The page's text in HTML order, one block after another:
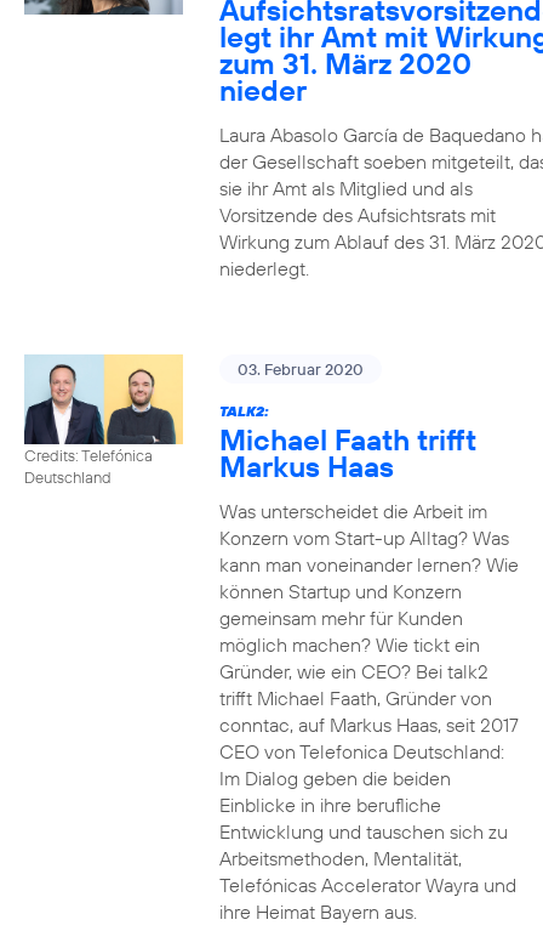
legt ihr Amt mit
zum 31. März 2020
nieder
Laura Abasolo García de Baquedano
der Gesellschaft soeben mitgeteilt,
sie ihr Amt als Mitglied und als
Vorsitzende des Aufsichtsrats mit
Wirkung zum Ablauf des 31. März
niederlegt.
Credits: Telefónica
Deutschland
03. Februar 2020
TALK2:
Michael Faath trifft
Markus Haas
Was unterscheidet die Arbeit im
Konzern vom Start-up Alltag? Was
kann man voneinander lernen? Wie
können Startup und Konzern
gemeinsam mehr für Kunden
möglich machen? Wie tickt ein
Gründer, wie ein CEO? Bei talk2
trifft Michael Faath, Gründer von
conntac, auf Markus Haas, seit 2017
CEO von Telefonica Deutschland:
Im Dialog geben die beiden
Einblicke in ihre berufliche
Entwicklung und tauschen sich zu
Arbeitsmethoden, Mentalität,
Telefónicas Accelerator Wayra und
ihre Heimat Bayern aus.